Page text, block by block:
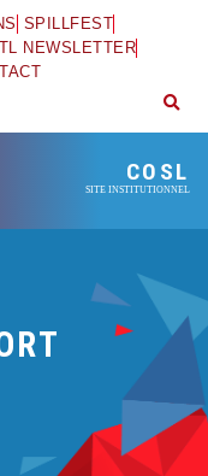
SPILLFEST
TL NEWSLETTER
COSL
SITE INSTITUTIONNEL